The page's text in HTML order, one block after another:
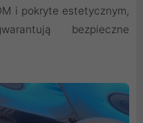
i pokryte estetycznym,
bezpieczne